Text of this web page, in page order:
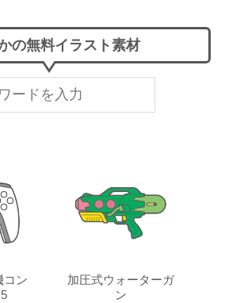
の無料イラスト素材
コン
加圧式ウォーターガ
ン